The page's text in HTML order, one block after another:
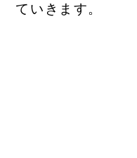
ていきます。